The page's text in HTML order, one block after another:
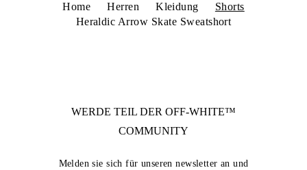
Home Herren Kleidung
Shorts
Heraldic Arrow Skate Sweatshort
WERDE TEIL DER OFF-WHITE™
COMMUNITY
Melden sie sich für unseren newsletter an und